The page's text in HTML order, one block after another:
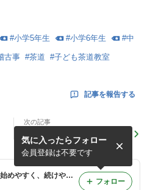
#小学5年生 #小学6年生 #中
古事 #茶道 #子ども茶道教室
記事を報告する
次の記事
茶道教室紅翠kou-sui 始めやすく、続けやすく、ひと休みもしやすい教室
気に入ったらフォロー
会員登録は不要です
フォロー